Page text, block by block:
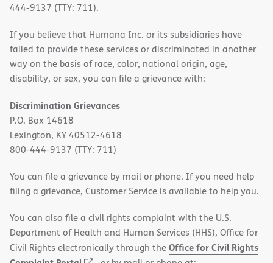
444-9137 (TTY: 711).
If you believe that Humana Inc. or its subsidiaries have
failed to provide these services or discriminated in another
way on the basis of race, color, national origin, age,
disability, or sex, you can file a grievance with:
Discrimination Grievances
P.O. Box 14618
Lexington, KY 40512-4618
800-444-9137 (TTY: 711)
You can file a grievance by mail or phone. If you need help
filing a grievance, Customer Service is available to help you.
You can also file a civil rights complaint with the U.S.
Department of Health and Human Services (HHS), Office for
Civil Rights electronically through theOffice for Civil Rights